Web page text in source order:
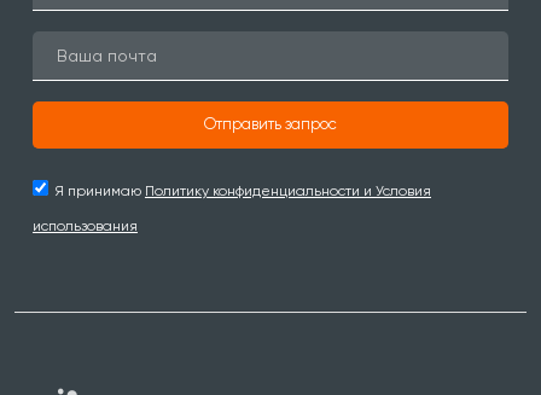
Отправить запрос
Я принимаю Политику конфиденциальности и Условия
использования